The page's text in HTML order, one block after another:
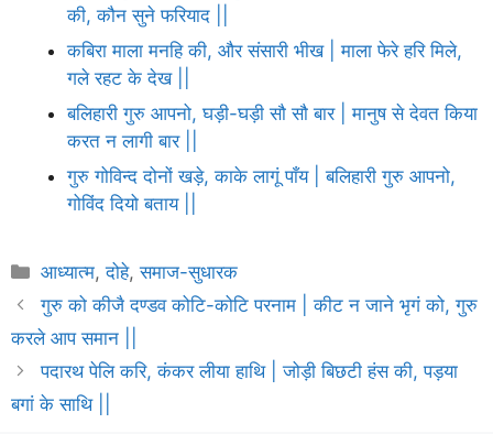
की, कौन सुने फरियाद ||
कबिरा माला मनहि की, और संसारी भीख | माला फेरे हरि मिले,
गले रहट के देख ||
बलिहारी गुरु आपनो, घड़ी-घड़ी सौ सौ बार | मानुष से देवत किया
करत न लागी बार ||
गुरु गोविन्द दोनों खड़े, काके लागूं पाँय | बलिहारी गुरु आपनो,
गोविंद दियो बताय ||
Categories
आध्यात्म,दोहे,समाज-सुधारक
गुरु को कीजै दण्डव कोटि-कोटि परनाम | कीट न जाने भृगं को, गुरु
करले आप समान ||
पदारथ पेलि करि, कंकर लीया हाथि | जोड़ी बिछटी हंस की, पड़या
बगां के साथि ||